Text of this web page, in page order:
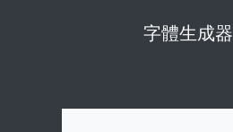
字體生成器